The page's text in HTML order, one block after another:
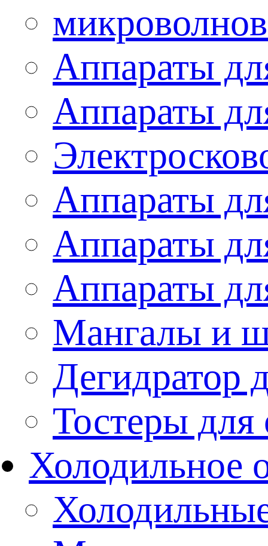
Аппараты
Аппараты
Аппараты
Аппараты
Аппараты
Мангалы и
Дегидратор
Тостеры
Холодильное